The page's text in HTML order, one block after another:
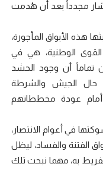
مجدداً بعد أن هُدمت
هذه الأبواق المأجورة،
الوطنية، هي في
تماماً أن وجود الحشد
حال الجيش والشرطة
أمام عودة مخططاتهم
في أعوام الانتصار،
الفتنة والفساد، ليظل
به، مهما نبحت تلك